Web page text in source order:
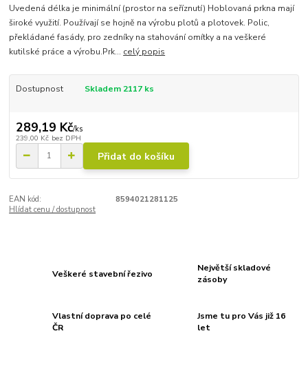
Uvedená délka je minimální (prostor na seříznutí) Hoblovaná prkna mají
široké využití. Používají se hojně na výrobu plotů a plotovek. Polic,
překládané fasády, pro zedníky na stahování omítky a na veškeré
kutilské práce a výrobu.Prk... celý popis
Dostupnost Skladem 2117 ks
289,19 Kč/ks
239,00 Kč bez DPH
Přidat do košíku
EAN kód:
8594021281125
Hlídat cenu / dostupnost
Veškeré stavební řezivo
Největší skladové
zásoby
Vlastní doprava po celé
ČR
Jsme tu pro Vás již 16
let